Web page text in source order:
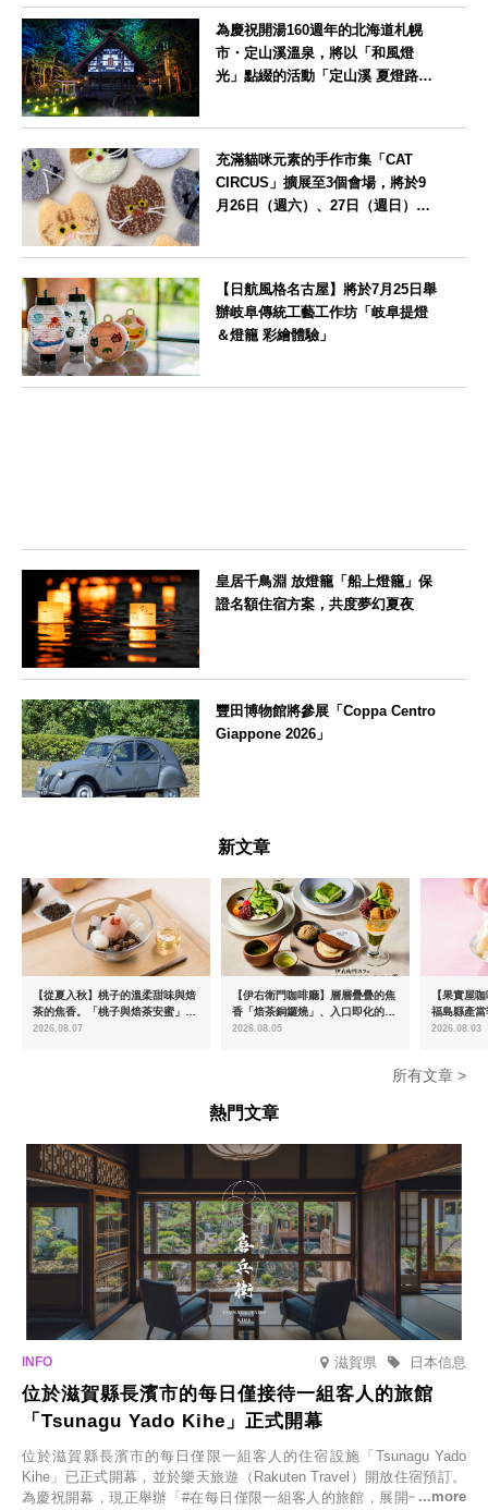
為慶祝開湯160週年的北海道札幌
市・定山溪溫泉，將以「和風燈
光」點綴的活動「定山溪 夏燈路
充滿貓咪元素的手作市集「CAT
CIRCUS」擴展至3個會場，將於9
月26日（週六）、27日（週日）在
【日航風格名古屋】將於7月25日舉
辦岐阜傳統工藝工作坊「岐阜提燈
＆燈籠 彩繪體驗」
皇居千鳥淵 放燈籠「船上燈籠」保
證名額住宿方案，共度夢幻夏夜
豐田博物館將參展「Coppa Centro
Giappone 2026」
新文章
【從夏入秋】桃子的溫柔甜味與焙
茶的焦香。「桃子與焙茶安蜜」將
於8月中旬起限時販售
2026.08.07
【伊右衛門咖啡廳】層層疊疊的焦
香「焙茶銅鑼燒」、入口即化的
「宇治抹茶提拉米蘇」全新登場
2026.08.05
【果實屋
福島縣產
2026.08.03
所有文章 >
熱門文章
滋賀県 日本信息
位於滋賀縣長濱市的每日僅接待一組客人的旅館
「Tsunagu Yado Kihe」正式開幕
位於滋賀縣長濱市的每日僅限一組客人的住宿設施「Tsunagu Yado
Kihe」已正式開幕，並於樂天旅遊（Rakuten Travel）開放住宿預訂。
為慶祝開幕，現正舉辦「#在每日僅限一組客人的旅館，展開一生一次